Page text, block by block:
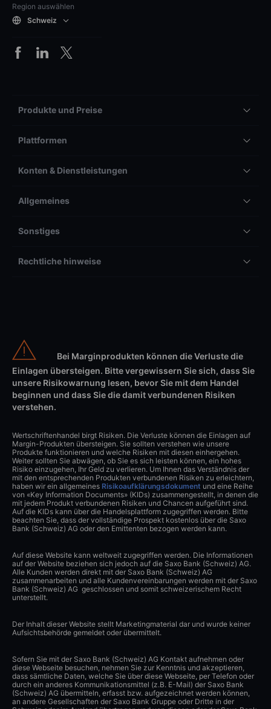
Region auswählen
Schweiz
Produkte und Preise
Plattformen
Konten & Dienstleistungen
Allgemeines
Sonstiges
Rechtliche hinweise
Bei Marginprodukten können die Verluste die
Einlagen übersteigen. Bitte vergewissern Sie sich, dass Sie
unsere Risikowarnung lesen, bevor Sie mit dem Handel
beginnen und dass Sie die damit verbundenen Risiken
verstehen.
Wertschriftenhandel birgt Risiken. Die Verluste können die Einlagen auf
Margin-Produkten übersteigen. Sie sollten verstehen wie unsere
Produkte funktionieren und welche Risiken mit diesen einhergehen.
Weiter sollten Sie abwägen, ob Sie es sich leisten können, ein hohes
Risiko einzugehen, Ihr Geld zu verlieren. Um Ihnen das Verständnis der
mit den entsprechenden Produkten verbundenen Risiken zu erleichtern,
haben wir ein allgemeines Risikoaufklärungsdokument und eine Reihe
von «Key Information Documents» (KIDs) zusammengestellt, in denen die
mit jedem Produkt verbundenen Risiken und Chancen aufgeführt sind.
Auf die KIDs kann über die Handelsplattform zugegriffen werden. Bitte
beachten Sie, dass der vollständige Prospekt kostenlos über die Saxo
Bank (Schweiz) AG oder den Emittenten bezogen werden kann.
Auf diese Website kann weltweit zugegriffen werden. Die Informationen
auf der Website beziehen sich jedoch auf die Saxo Bank (Schweiz) AG.
Alle Kunden werden direkt mit der Saxo Bank (Schweiz) AG
zusammenarbeiten und alle Kundenvereinbarungen werden mit der Saxo
Bank (Schweiz) AG geschlossen und somit schweizerischem Recht
unterstellt.
Der Inhalt dieser Website stellt Marketingmaterial dar und wurde keiner
Aufsichtsbehörde gemeldet oder übermittelt.
Sofern Sie mit der Saxo Bank (Schweiz) AG Kontakt aufnehmen oder
diese Webseite besuchen, nehmen Sie zur Kenntnis und akzeptieren,
dass sämtliche Daten, welche Sie über diese Webseite, per Telefon oder
durch ein anderes Kommunikationsmittel (z.B. E-Mail) der Saxo Bank
(Schweiz) AG übermitteln, erfasst bzw. aufgezeichnet werden können,
an andere Gesellschaften der Saxo Bank Gruppe oder Dritte in der